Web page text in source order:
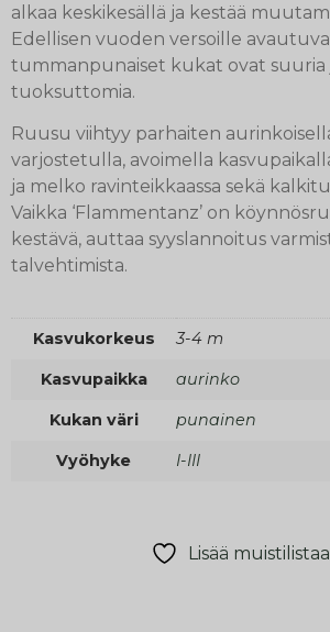
alkaa keskikesällä ja kestää
Edellisen vuoden versoille
tummanpunaiset kukat ovat suuria
tuoksuttomia.
Ruusu viihtyy parhaiten
varjostetulla, avoimella
ja melko ravinteikkaassa sekä
Vaikka ‘Flammentanz’ on
kestävä, auttaa syyslannoitus
talvehtimista.
Kasvukorkeus 3-4 m
Kasvupaikka aurinko
Kukan väri punainen
Vyöhyke I-III
Lisää